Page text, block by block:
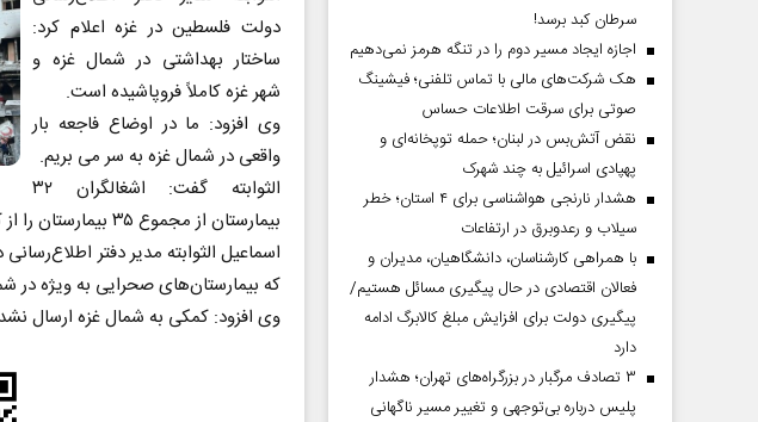
دولت فلسطین در غزه اعلام کرد:
ساختار بهداشتی در شمال غزه و
شهر غزه کاملاً فروپاشیده است.
وی افزود: ما در اوضاع فاجعه بار
واقعی در شمال غزه به سر می بریم.
الثوابته گفت: اشغالگران ۳۲
بیمارستان از مجموع ۳۵ بیمارستان را از کار انداخته اند.
اسماعیل الثوابته مدیر دفتر
که بیمارستان‌های صحرایی به ویژه در
وی افزود: کمکی به شمال غزه ارسال
سرطان کبد برسد!
اجازه ایجاد مسیر دوم را در تنگه هرمز نمی‌دهیم
هک شرکت‌های مالی با تماس تلفنی؛ فیشینگ
صوتی برای سرقت اطلاعات حساس
نقض آتش‌بس در لبنان؛ حمله توپخانه‌ای و
پهپادی اسرائیل به چند شهرک
هشدار نارنجی هواشناسی برای ۴ استان؛ خطر
سیلاب و رعدوبرق در ارتفاعات
با همراهی کارشناسان، دانشگاهیان، مدیران و
فعالان اقتصادی در حال پیگیری مسائل هستیم/
پیگیری دولت برای افزایش مبلغ کالابرگ ادامه
دارد
۳ تصادف مرگبار در بزرگراه‌های تهران؛ هشدار
پلیس درباره بی‌توجهی و تغییر مسیر ناگهانی